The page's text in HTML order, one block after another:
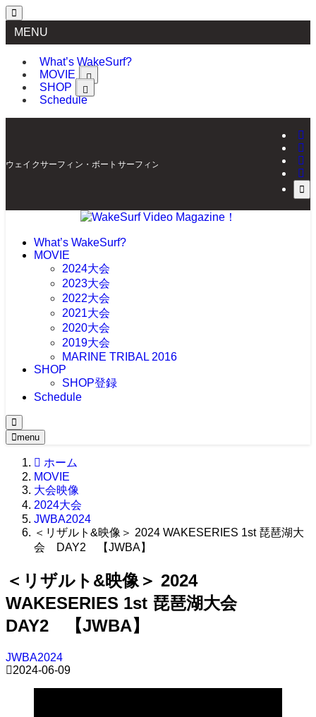
MENU
What’s WakeSurf?
MOVIE
SHOP
Schedule
ウェイクサーフィン・ボートサーフィンの最新情報を配信 | WakeSurf Video
What’s WakeSurf?
MOVIE
2024大会
2023大会
2022大会
2021大会
2020大会
2019大会
MARINE TRIBAL 2016
SHOP
SHOP登録
Schedule
menu
ホーム
MOVIE
大会映像
2024大会
JWBA2024
＜リザルト&映像＞ 2024 WAKESERIES 1st 琵琶湖大
会 DAY2 【JWBA】
＜リザルト&映像＞ 2024
WAKESERIES 1st 琵琶湖大会
DAY2 【JWBA】
JWBA2024
2024-06-09